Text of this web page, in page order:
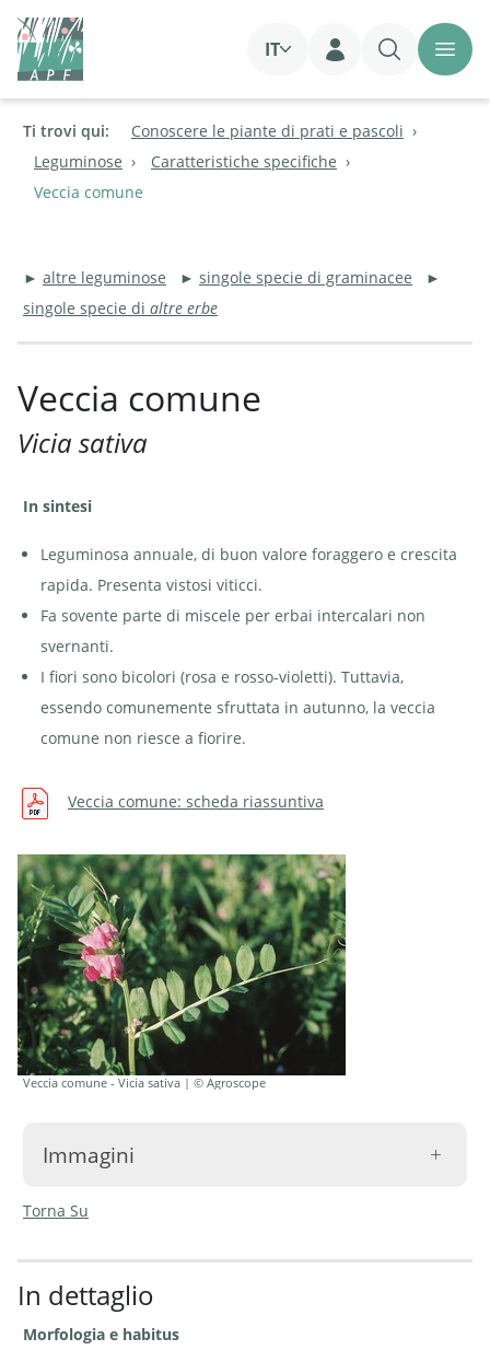
IT
Login
Ti trovi qui:
Conoscere le piante di prati e pascoli
Leguminose
Caratteristiche specifiche
Veccia comune
► altre leguminose ► singole specie di graminacee ►
singole specie di altre erbe
Veccia comune
Vicia sativa
In sintesi
Leguminosa annuale, di buon valore foraggero e crescita
rapida. Presenta vistosi viticci.
Fa sovente parte di miscele per erbai intercalari non
svernanti.
I fiori sono bicolori (rosa e rosso-violetti). Tuttavia,
essendo comunemente sfruttata in autunno, la veccia
comune non riesce a fiorire.
Veccia comune: scheda riassuntiva
Veccia comune - Vicia sativa | © Agroscope
Immagini
Veccia comune - Vicia
sativa | © e-pics A. Krebs
Torna Su
In dettaglio
Morfologia e habitus